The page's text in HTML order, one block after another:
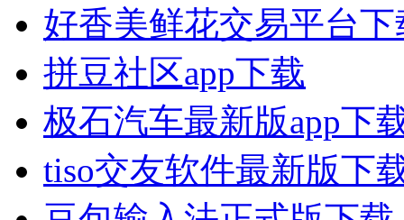
好香美鲜花交易平台下
拼豆社区app下载
极石汽车最新版app下
tiso交友软件最新版下